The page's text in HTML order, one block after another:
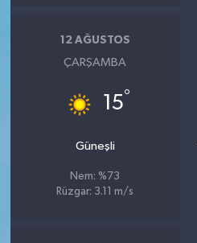
12 AĞUSTOS
ÇARŞAMBA
15°
Güneşli
Nem: %73
Rüzgar: 3.11 m/s